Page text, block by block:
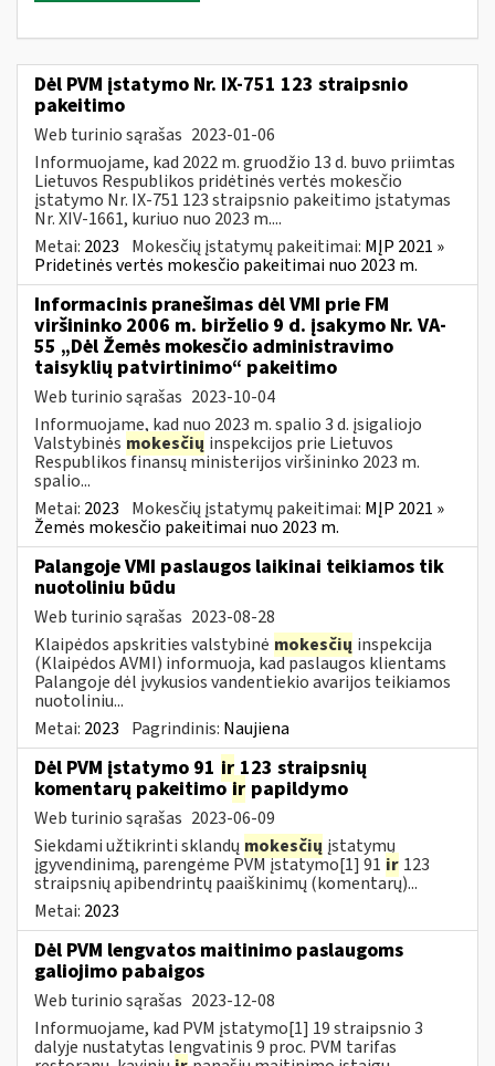
Dėl PVM įstatymo Nr. IX-751 123 straipsnio
pakeitimo
Web turinio sąrašas 2023-01-06
Informuojame, kad 2022 m. gruodžio 13 d. buvo priimtas
Lietuvos Respublikos pridėtinės vertės mokesčio
įstatymo Nr. IX-751 123 straipsnio pakeitimo įstatymas
Nr. XIV-1661, kuriuo nuo 2023 m....
Metai: 2023 Mokesčių įstatymų pakeitimai: MĮP 2021 »
Pridetinės vertės mokesčio pakeitimai nuo 2023 m.
Informacinis pranešimas dėl VMI prie FM
viršininko 2006 m. birželio 9 d. įsakymo Nr. VA-
55 „Dėl Žemės mokesčio administravimo
taisyklių patvirtinimo“ pakeitimo
Web turinio sąrašas 2023-10-04
Informuojame, kad nuo 2023 m. spalio 3 d. įsigaliojo
Valstybinės mokesčių inspekcijos prie Lietuvos
Respublikos finansų ministerijos viršininko 2023 m.
spalio...
Metai: 2023 Mokesčių įstatymų pakeitimai: MĮP 2021 »
Žemės mokesčio pakeitimai nuo 2023 m.
Palangoje VMI paslaugos laikinai teikiamos tik
nuotoliniu būdu
Web turinio sąrašas 2023-08-28
Klaipėdos apskrities valstybinė mokesčių inspekcija
(Klaipėdos AVMI) informuoja, kad paslaugos klientams
Palangoje dėl įvykusios vandentiekio avarijos teikiamos
nuotoliniu...
Metai: 2023 Pagrindinis: Naujiena
Dėl PVM įstatymo 91 ir 123 straipsnių
komentarų pakeitimoir papildymo
Web turinio sąrašas 2023-06-09
Siekdami užtikrinti sklandų mokesčių įstatymų
įgyvendinimą, parengėme PVM įstatymo[1] 91 ir 123
straipsnių apibendrintų paaiškinimų (komentarų)...
Metai: 2023
Dėl PVM lengvatos maitinimo paslaugoms
galiojimo pabaigos
Web turinio sąrašas 2023-12-08
Informuojame, kad PVM įstatymo[1] 19 straipsnio 3
dalyje nustatytas lengvatinis 9 proc. PVM tarifas